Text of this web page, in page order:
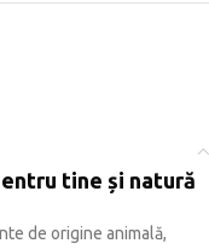
tine și natură
de origine animală,